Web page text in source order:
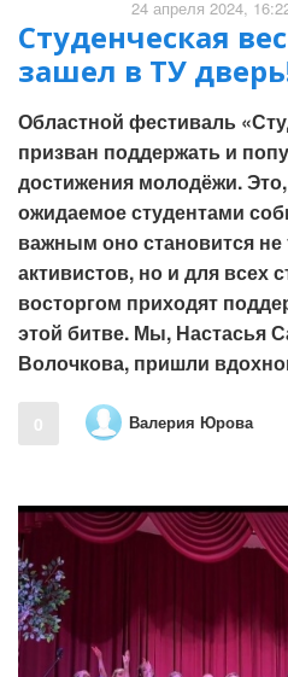
24 апреля 2024,
Студенческая
зашел в ТУ
Областной фестиваль
призван поддержать и
достижения молодёжи.
ожидаемое студентами
важным оно становится не
активистов, но и для всех
восторгом приходят
этой битве. Мы, Настасья
Волочкова, пришли
0 Валерия Юрова